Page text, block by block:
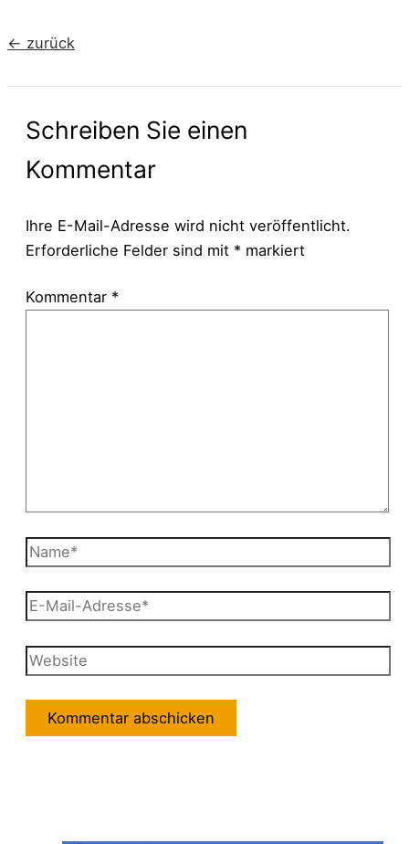
← zurück
Schreiben Sie einen
Kommentar
Ihre E-Mail-Adresse wird nicht veröffentlicht.
Erforderliche Felder sind mit * markiert
Kommentar *